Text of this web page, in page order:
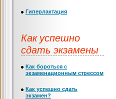
Гиперлактация
Как успешно
сдать экзамены
Как бороться с
экзаменационным стрессом
Как успешно сдать
экзамен?